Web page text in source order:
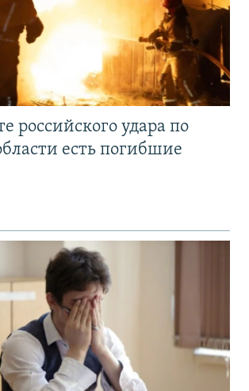
российского удара по
есть погибшие